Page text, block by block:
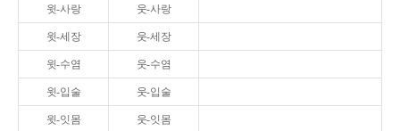
윗-사랑 웃-사랑
윗-세장 웃-세장
윗-수염 웃-수염
윗-입술 웃-입술
윗-잇몸 웃-잇몸